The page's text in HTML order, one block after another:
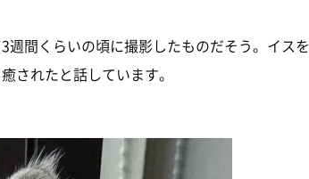
間くらいの頃に撮影したものだそう。イスを
されたと話しています。